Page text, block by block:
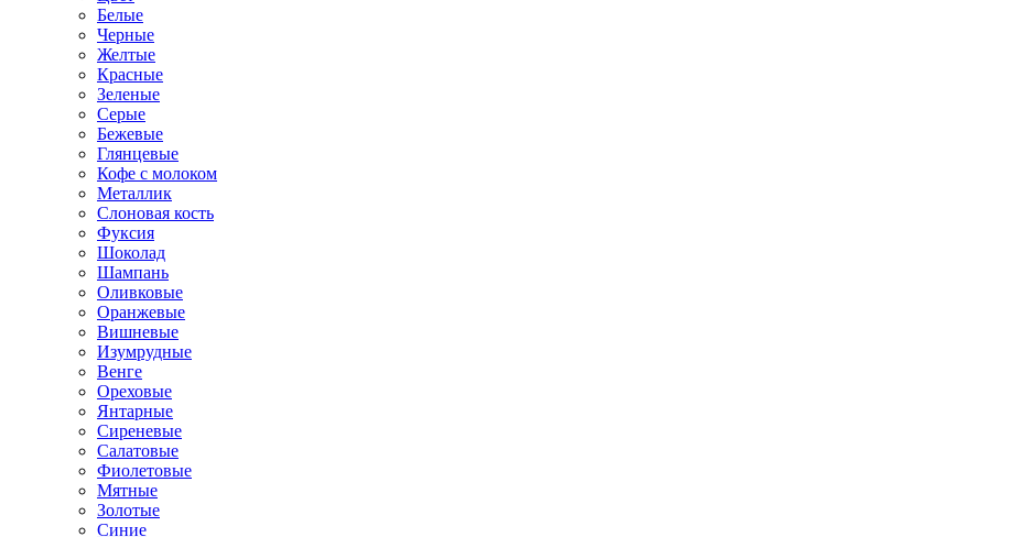
Белые
Черные
Желтые
Красные
Зеленые
Серые
Бежевые
Глянцевые
Кофе с молоком
Металлик
Слоновая кость
Фуксия
Шоколад
Шампань
Оливковые
Оранжевые
Вишневые
Изумрудные
Венге
Ореховые
Янтарные
Сиреневые
Салатовые
Фиолетовые
Мятные
Золотые
Синие